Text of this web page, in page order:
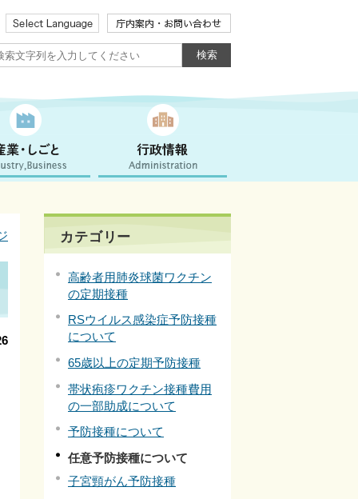
カテゴリー
高齢者用肺炎球菌ワクチン
の定期接種
RSウイルス感染症予防接種
について
65歳以上の定期予防接種
帯状疱疹ワクチン接種費用
の一部助成について
予防接種について
任意予防接種について
子宮頸がん予防接種